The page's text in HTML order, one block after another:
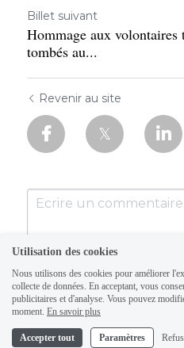
Billet suivant
Hommage aux volontaires
tombés au...
Revenir au site
Utilisation des cookies
Nous utilisons des cookies pour améliorer
collecte de données. En acceptant, vous
publicitaires et d'analyse. Vous pouvez
moment. En savoir plus
Accepter tout Paramètres